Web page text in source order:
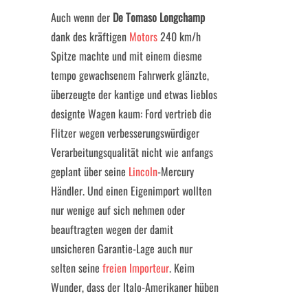
Auch wenn der De Tomaso Longchamp
dank des kräftigen Motors240 km/h
Spitze machte und mit einem diesme
tempo gewachsenem Fahrwerk glänzte,
überzeugte der kantige und etwas lieblos
designte Wagen kaum: Ford vertrieb die
Flitzer wegen verbesserungswürdiger
Verarbeitungsqualität nicht wie anfangs
geplant über seine Lincoln-Mercury
Händler. Und einen Eigenimport wollten
nur wenige auf sich nehmen oder
beauftragten wegen der damit
unsicheren Garantie-Lage auch nur
selten seine freien Importeur. Keim
Wunder, dass der Italo-Amerikaner hüben